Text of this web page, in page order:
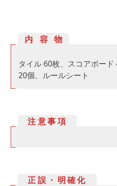
内容物
タイル 60枚、スコアボー
20個、ルールシート
注意事項
正誤・明確化